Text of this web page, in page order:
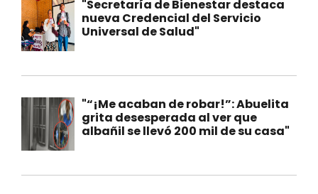
"Secretaría de Bienestar destaca
nueva Credencial del Servicio
Universal de Salud"
"“¡Me acaban de robar!”: Abuelita
grita desesperada al ver que
albañil se llevó 200 mil de su casa"